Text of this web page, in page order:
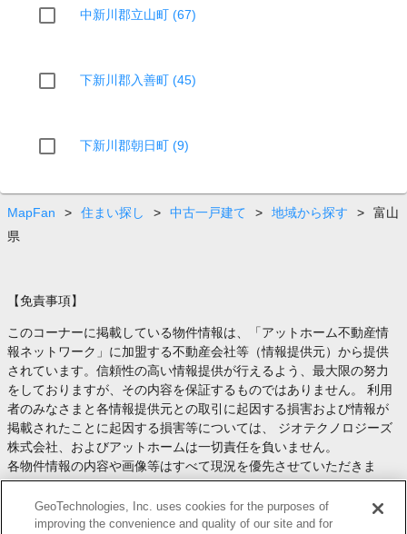
中新川郡立山町 (67)
下新川郡入善町 (45)
下新川郡朝日町 (9)
MapFan > 住まい探し > 中古一戸建て > 地域から探す >
富山
県
【免責事項】
このコーナーに掲載している物件情報は、「アットホーム不動産情
報ネットワーク」に加盟する不動産会社等（情報提供元）から提供
されています。信頼性の高い情報提供が行えるよう、最大限の努力
をしておりますが、その内容を保証するものではありません。 利用
者のみなさまと各情報提供元との取引に起因する損害および情報が
掲載されたことに起因する損害等については、 ジオテクノロジーズ
株式会社、およびアットホームは一切責任を負いません。
各物件情報の内容や画像等はすべて現況を優先させていただきま
す。
お取引等（お取引の準備、資金調達等を含みます）の際には、内容
や契約条件等について、 各情報提供元より十分な説明を受け、ご自
GeoTechnologies, Inc. uses cookies for the purposes of
improving the convenience and quality of our site and for